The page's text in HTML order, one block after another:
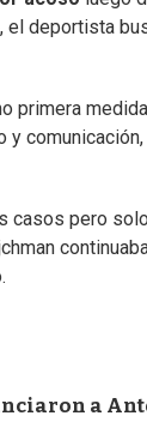
deportista
primera
casos pero
a